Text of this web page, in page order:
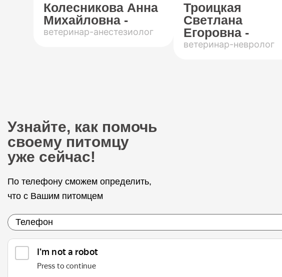
Колесникова Анна
Михайловна -
ветеринар-анестезиолог
Троицкая
Светлана
Егоровна -
ветеринар-невролог
Узнайте, как помочь
своему питомцу
уже сейчас!
По телефону сможем определить,
что с Вашим питомцем